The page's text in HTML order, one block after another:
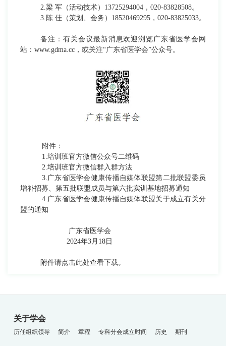
2.梁 军（活动技术） 13725294004，020-83828508。
3.陈 佳（策划、会务）18520469295 ， 020-83825033。
备注：有关会议最新消息欢迎浏览广东省医学会网
站：www.gdma.cc， 或关注“广东省医学会”公众号。
附件：
1.培训班官方微信公众号二维码
2.培训班官方微信群入群方法
3.广东省医学会健康传播自媒体联盟第二批联盟委员
增补招募、第五批联盟成员与第六批实训基地招募通知
4.广东省医学会健康传播自媒体联盟关于成立有关分
盟的通知
广东省医学会
2024年3月18日
附件请点击此处查看下载。
关于学会
历任组织领导 简介 章程 专科分会成立时间 历史 期刊